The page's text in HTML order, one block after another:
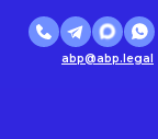
abp@abp.legal